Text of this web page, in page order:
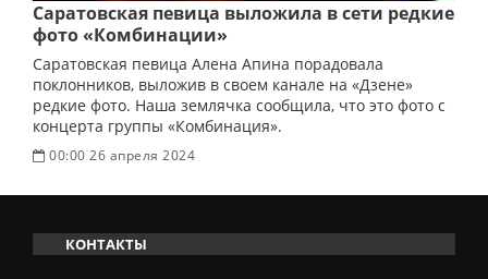
Саратовская певица выложила в сети редкие
фото «Комбинации»
Саратовская певица Алена Апина порадовала
поклонников, выложив в своем канале на «Дзене»
редкие фото. Наша землячка сообщила, что это фото с
концерта группы «Комбинация».
00:00 26 апреля 2024
КОНТАКТЫ